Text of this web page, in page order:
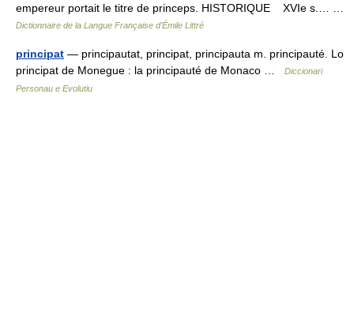
empereur portait le titre de princeps. HISTORIQUE XVIe s.… …
Dictionnaire de la Langue Française d'Émile Littré
principat — principautat, principat, principauta m. principauté. Lo
principat de Monegue : la principauté de Monaco …
Diccionari
Personau e Evolutiu